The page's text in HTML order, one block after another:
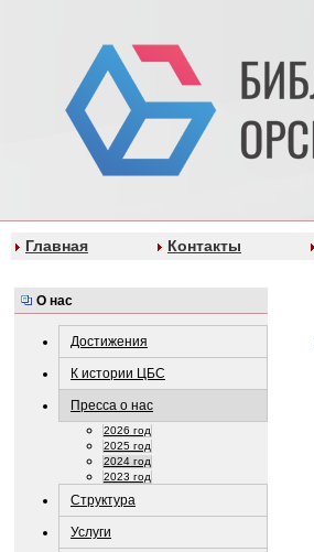
Главная Контакты
О нас
Достижения
К истории ЦБС
Пресса о нас
2026 год
2025 год
2024 год
2023 год
Структура
Услуги